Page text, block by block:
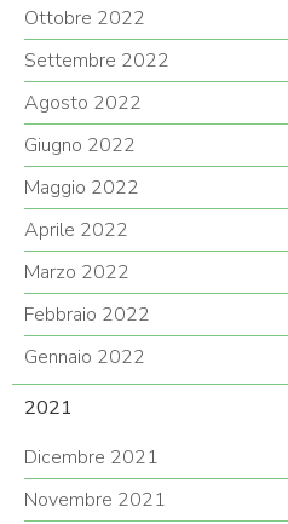
Ottobre 2022
Settembre 2022
Agosto 2022
Giugno 2022
Maggio 2022
Aprile 2022
Marzo 2022
Febbraio 2022
Gennaio 2022
2021
Dicembre 2021
Novembre 2021